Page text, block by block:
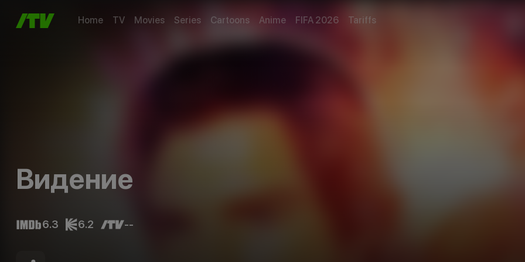
Home TV Movies Series Cartoons Anime FIFA 2026 Tariffs
Видение
6.3 6.2 --